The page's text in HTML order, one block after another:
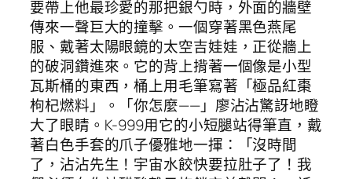
要帶上他最珍愛的那把銀勺時，外面的牆壁
傳來一聲巨大的撞擊。一個穿著黑色燕尾
服、戴著太陽眼鏡的太空吉娃娃，正從牆上
的破洞鑽進來。它的背上揹著一個像是小型
瓦斯桶的東西，桶上用毛筆寫著「極品紅棗
枸杞燃料」。「你怎麼——」廖沾沾驚訝地瞪
大了眼睛。K-999用它的小短腿站得筆直，戴
著白色手套的爪子優雅地一揮：「沒時間
了，沾沾先生！宇宙水餃快要拉肚子了！我